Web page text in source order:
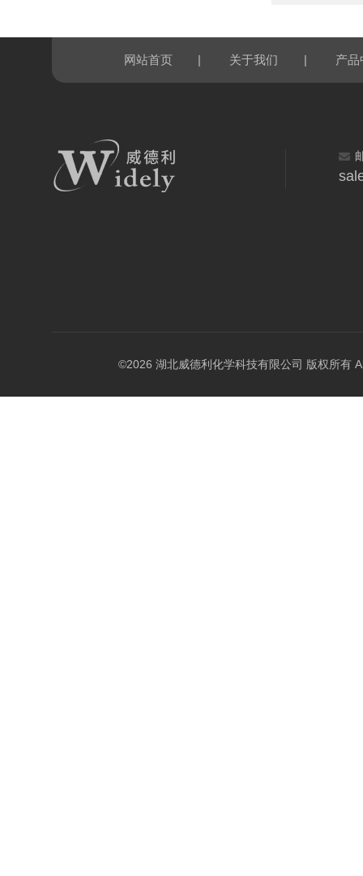
网站首页 | 关于我们 | 产品
©2026 湖北威德利化学科技有限公司 版权所有